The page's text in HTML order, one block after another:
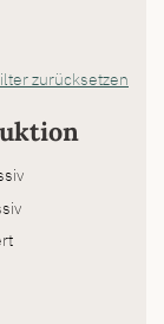
zurücksetzen